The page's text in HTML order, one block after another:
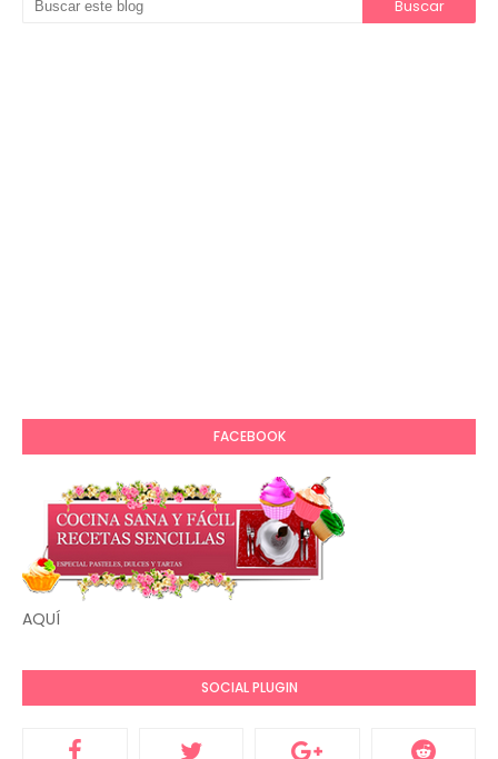
FACEBOOK
AQUÍ
SOCIAL PLUGIN